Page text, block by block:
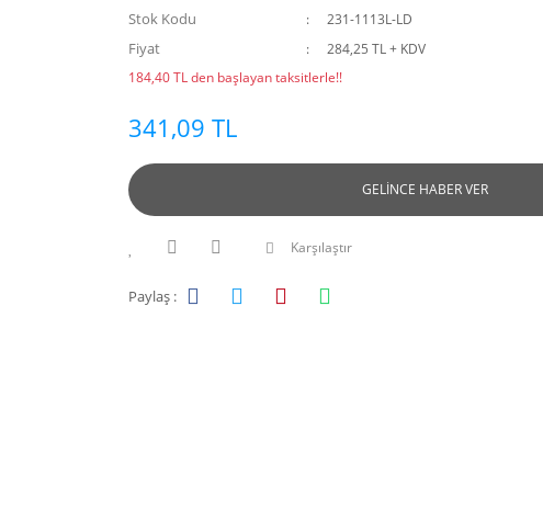
Stok Kodu 231-1113L-LD
Fiyat
284,25 TL + KDV
184,40 TL den başlayan taksitlerle!!
341,09 TL
GELİNCE HABER VER
Karşılaştır
Paylaş :